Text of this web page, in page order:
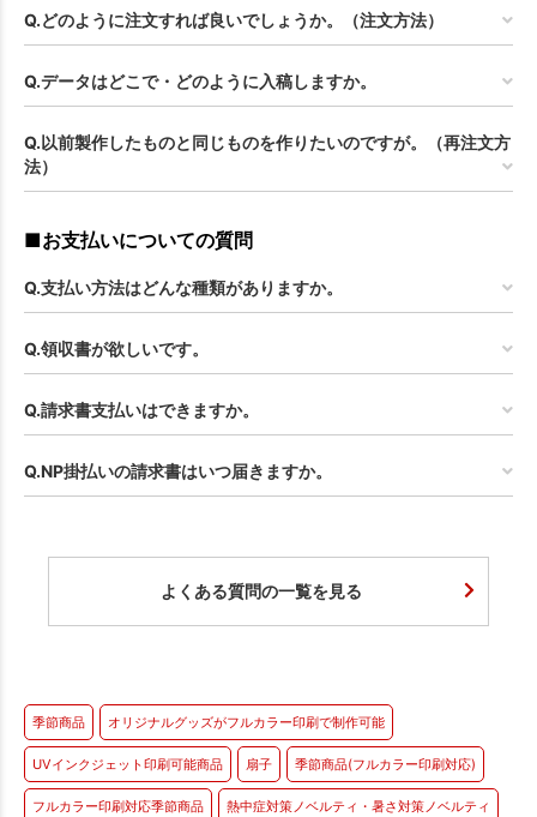
Q.どのように注文すれば良いでしょうか。（注文方法）
Q.データはどこで・どのように入稿しますか。
Q.以前製作したものと同じものを作りたいのですが。（再注文方
法）
■お支払いについての質問
Q.支払い方法はどんな種類がありますか。
Q.領収書が欲しいです。
Q.請求書支払いはできますか。
Q.NP掛払いの請求書はいつ届きますか。
よくある質問の一覧を見る
季節商品 オリジナルグッズがフルカラー印刷で制作可能
UVインクジェット印刷可能商品 扇子 季節商品(フルカラー印刷対応)
フルカラー印刷対応季節商品 熱中症対策ノベルティ・暑さ対策ノベルティ